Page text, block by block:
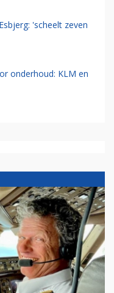
'scheelt zeven
onderhoud: KLM en